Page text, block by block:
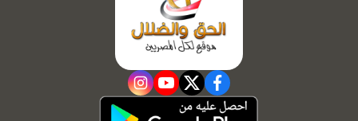
facebook
twitter
youtube
instagram